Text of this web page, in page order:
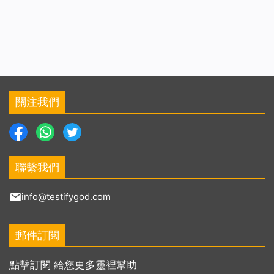
關注我們
聯繫我們
info@testifygod.com
郵件訂閱
點擊訂閱 給您更多靈裡幫助